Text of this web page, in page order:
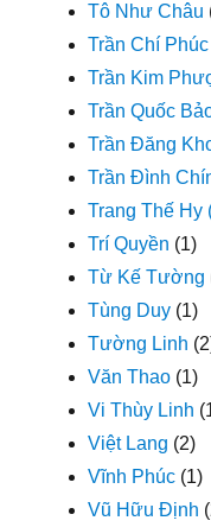
Tô Như Châu
Trần Chí Phúc
Trần Kim
Trần Quốc
Trần Đăng
Trần Đình
Trang Thế Hy
Trí Quyền (1)
Từ Kế Tường
Tùng Duy (1)
Tường Linh
Văn Thao (1)
Vi Thùy Linh
Việt Lang (2)
Vĩnh Phúc (1)
Vũ Hữu Định